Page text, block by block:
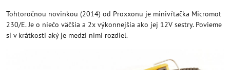
Tohtoročnou novinkou (2014) od Proxxonu je minivŕtačka Micromot
230/E. Je o niečo väčšia a 2x výkonnejšia ako jej 12V sestry. Povieme
si v krátkosti aký je medzi nimi rozdiel.